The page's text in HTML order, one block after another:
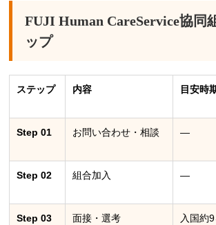
FUJI Human CareService協同
ップ
ステップ 内容 目安時
Step 01 お問い合わせ・相談 ―
Step 02 組合加入 ―
Step 03 面接・選考 入国約